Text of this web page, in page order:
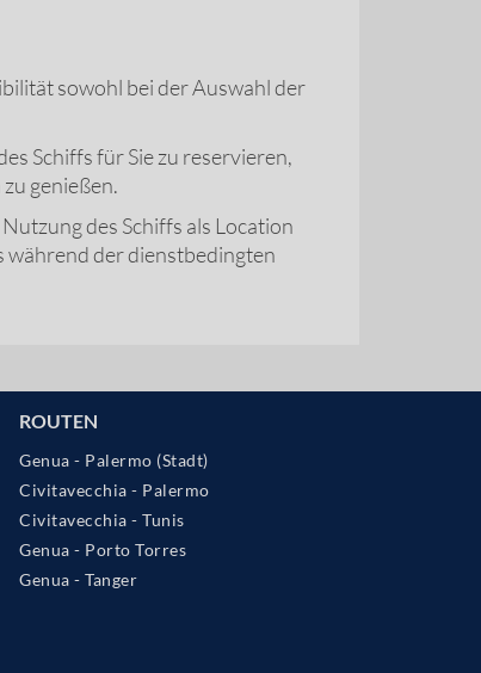
sowohl bei der Auswahl der
Schiffs für Sie zu reservieren,
genießen.
des Schiffs als Location
während der dienstbedingten
ROUTEN
Genua - Palermo (Stadt)
Civitavecchia - Palermo
Civitavecchia - Tunis
Genua - Porto Torres
Genua - Tanger